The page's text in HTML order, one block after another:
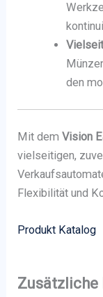
den
Mit demVision
vielseitigen,
Flexibilität und
Produkt Katalog